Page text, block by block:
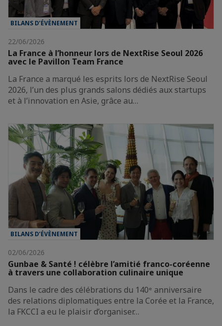
BILANS D’ÉVÈNEMENT
22/06/2026
La France à l’honneur lors de NextRise Seoul 2026
avec le Pavillon Team France
La France a marqué les esprits lors de NextRise Seoul
2026, l’un des plus grands salons dédiés aux startups
et à l’innovation en Asie, grâce au…
BILANS D’ÉVÈNEMENT
02/06/2026
Gunbae & Santé ! célèbre l’amitié franco-coréenne
à travers une collaboration culinaire unique
Dans le cadre des célébrations du 140ᵉ anniversaire
des relations diplomatiques entre la Corée et la France,
la FKCCI a eu le plaisir d’organiser…